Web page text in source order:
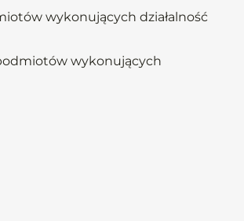
wykonujących działalność
wykonujących